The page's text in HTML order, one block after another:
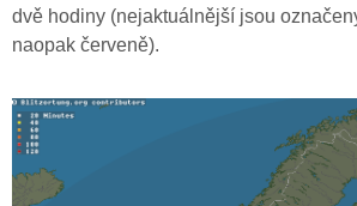
dvě hodiny (nejaktuálnější jsou
naopak červeně).